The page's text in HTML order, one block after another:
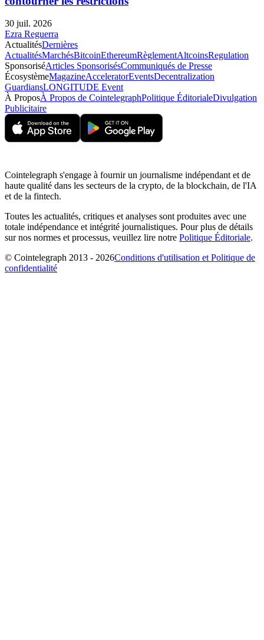
30 juil. 2026
Ezra Reguerra
ActualitésDernières
ActualitésMarchésBitcoinEthereumRèglementAltcoinsRegulation
SponsoriséArticles SponsorisésCommuniqués de Presse
ÉcosystèmeMagazineAcceleratorEventsDecentralization
GuardiansLONGITUDE Event
À ProposÀ Propos de CointelegraphPolitique ÉditorialeDivulgation
Publicitaire
Cointelegraph s'engage à fournir un journalisme indépendant et de
haute qualité dans les secteurs de la crypto, de la blockchain, de l'IA
et de la fintech.
Toutes les actualités, critiques et analyses sont produites avec une
totale indépendance et intégrité journalistiques. Pour plus de détails
sur nos normes et processus, veuillez lire notre Politique Éditoriale.
© Cointelegraph 2013 - 2026Conditions d'utilisation et Politique de
confidentialité